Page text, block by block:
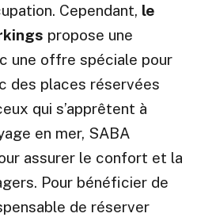
Cependant, le
propose une
une offre spéciale pour
des places réservées
qui s’apprêtent à
en mer, SABA
assurer le confort et la
Pour bénéficier de
de réserver